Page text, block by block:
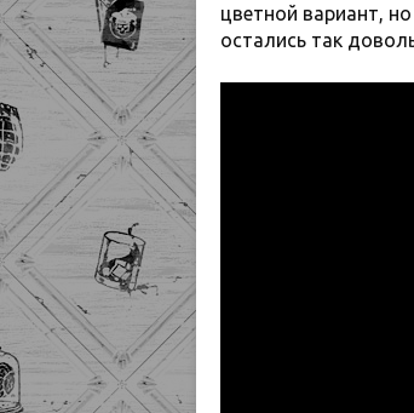
цветной вариант,
остались так